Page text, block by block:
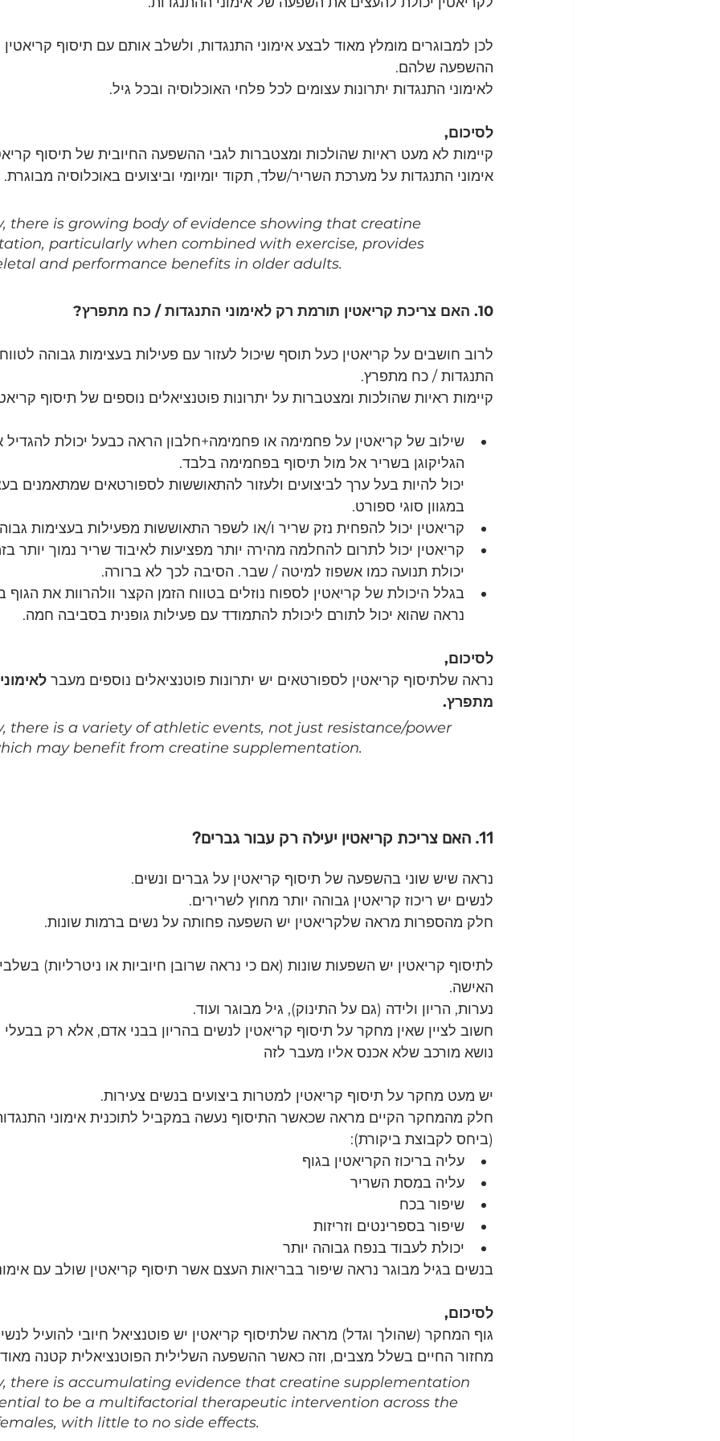
לכן למבוגרים מומלץ מאוד לבצע אימוני התנגדות, ולשלב אותם עם תיסוף
ההשפעה שלהם.
לאימוני התנגדות יתרונות עצומים לכל פלחי האוכלוסיה ובכל גיל.
לסיכום,
קיימות לא מעט ראיות שהולכות ומצטברות לגבי ההשפעה החיובית של תיסוף
אימוני התנגדות על מערכת השריר/שלד, תקוד יומיומי וביצועים באוכלוסיה מבוגרת.
there is growing body of evidence showing that creatine
particularly when combined with exercise, provides
and performance benefits in older adults.
10. האם צריכת קריאטין תורמת רק לאימוני התנגדות / כח מתפרץ?
לרוב חושבים על קריאטין כעל תוסף שיכול לעזור עם פעילות בעצימות גבוהה
התנגדות / כח מתפרץ.
קיימות ראיות שהולכות ומצטברות על יתרונות פוטנציאלים נוספים של תיסוף
שילוב של קריאטין על פחמימה או פחמימה+חלבון הראה כבעל יכולת
הגליקוגן בשריר אל מול תיסוף בפחמימה בלבד.
יכול להיות בעל ערך לביצועים ולעזור להתאוששות לספורטאים שמתאמנים
במגוון סוגי ספורט.
קריאטין יכול להפחית נזק שריר ו/או לשפר התאוששות מפעילות בעצימות
קריאטין יכול לתרום להחלמה מהירה יותר מפציעות לאיבוד שריר נמוך יותר
יכולת תנועה כמו אשפוז למיטה / שבר. הסיבה לכך לא ברורה.
בגלל היכולת של קריאטין לספוח נוזלים בטווח הזמן הקצר וולהרוות את
נראה שהוא יכול לתורם ליכולת להתמודד עם פעילות גופנית בסביבה חמה.
לסיכום,
נראה שלתיסוף קריאטין לספורטאים יש יתרונות פוטנציאלים נוספים מעבר
מתפרץ.
there is a variety of athletic events, not just resistance/power
may benefit from creatine supplementation.
11. האם צריכת קריאטין יעילה רק עבור גברים?
נראה שיש שוני בהשפעה של תיסוף קריאטין על גברים ונשים.
לנשים יש ריכוז קריאטין גבוהה יותר מחוץ לשרירים.
חלק מהספרות מראה שלקריאטין יש השפעה פחותה על נשים ברמות שונות.
לתיסוף קריאטין יש השפעות שונות (אם כי נראה שרובן חיוביות או ניטרליות)
האישה.
נערות, הריון ולידה (גם על התינוק), גיל מבוגר ועוד.
חשוב לציין שאין מחקר על תיסוף קריאטין לנשים בהריון בבני אדם, אלא רק בבעלי
נושא מורכב שלא אכנס אליו מעבר לזה
יש מעט מחקר על תיסוף קריאטין למטרות ביצועים בנשים צעירות.
חלק מהמחקר הקיים מראה שכאשר התיסוף נעשה במקביל לתוכנית אימוני
(ביחס לקבוצת ביקורת):
עליה בריכוז הקריאטין בגוף
עליה במסת השריר
שיפור בכח
שיפור בספרינטים וזריזות
יכולת לעבוד בנפח גבוהה יותר
בנשים בגיל מבוגר נראה שיפור בבריאות העצם אשר תיסוף קריאטין שולב עם
לסיכום,
גוף המחקר (שהולך וגדל) מראה שלתיסוף קריאטין יש פוטנציאל חיובי להועיל
מחזור החיים בשלל מצבים, וזה כאשר ההשפעה השלילית הפוטנציאלית קטנה
there is accumulating evidence that creatine supplementation
to be a multifactorial therapeutic intervention across the
with little to no side effects.